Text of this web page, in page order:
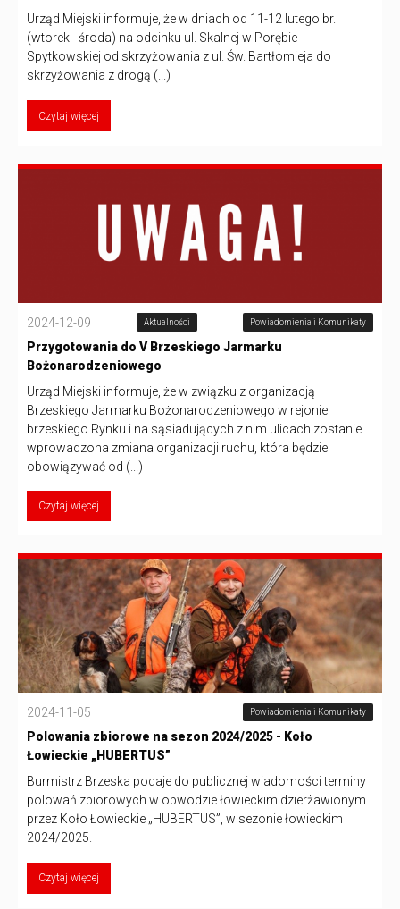
Urząd Miejski informuje, że w dniach od 11-12 lutego br.
(wtorek - środa) na odcinku ul. Skalnej w Porębie
Spytkowskiej od skrzyżowania z ul. Św. Bartłomieja do
skrzyżowania z drogą (...)
Czytaj więcej
2024-12-09 Aktualności Powiadomienia i Komunikaty
Przygotowania do V Brzeskiego Jarmarku
Bożonarodzeniowego
Urząd Miejski informuje, że w związku z organizacją
Brzeskiego Jarmarku Bożonarodzeniowego w rejonie
brzeskiego Rynku i na sąsiadujących z nim ulicach zostanie
wprowadzona zmiana organizacji ruchu, która będzie
obowiązywać od (...)
Czytaj więcej
2024-11-05 Powiadomienia i Komunikaty
Polowania zbiorowe na sezon 2024/2025 - Koło
Łowieckie „HUBERTUS”
Burmistrz Brzeska podaje do publicznej wiadomości terminy
polowań zbiorowych w obwodzie łowieckim dzierżawionym
przez Koło Łowieckie „HUBERTUS”, w sezonie łowieckim
2024/2025.
Czytaj więcej